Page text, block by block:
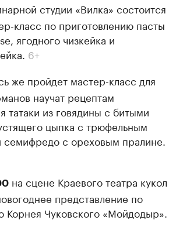
студии «Вилка» состоится
класс по приготовлению пасты
ягодного чизкейка и
6+
же пройдет мастер-класс для
научат рецептам
татаки из говядины с битыми
цыпка с трюфельным
семифредо с ореховым пралине.
на сцене Краевого театра кукол
представление по
Корнея Чуковского «Мойдодыр».